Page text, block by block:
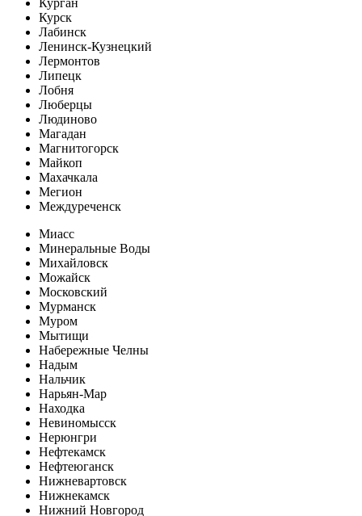
Курск
Лабинск
Ленинск-Кузнецкий
Лермонтов
Липецк
Лобня
Люберцы
Людиново
Магадан
Магнитогорск
Майкоп
Махачкала
Мегион
Междуреченск
Миасс
Минеральные Воды
Михайловск
Можайск
Московский
Мурманск
Муром
Мытищи
Набережные Челны
Надым
Нальчик
Нарьян-Мар
Находка
Невиномысск
Нерюнгри
Нефтекамск
Нефтеюганск
Нижневартовск
Нижнекамск
Нижний Новгород